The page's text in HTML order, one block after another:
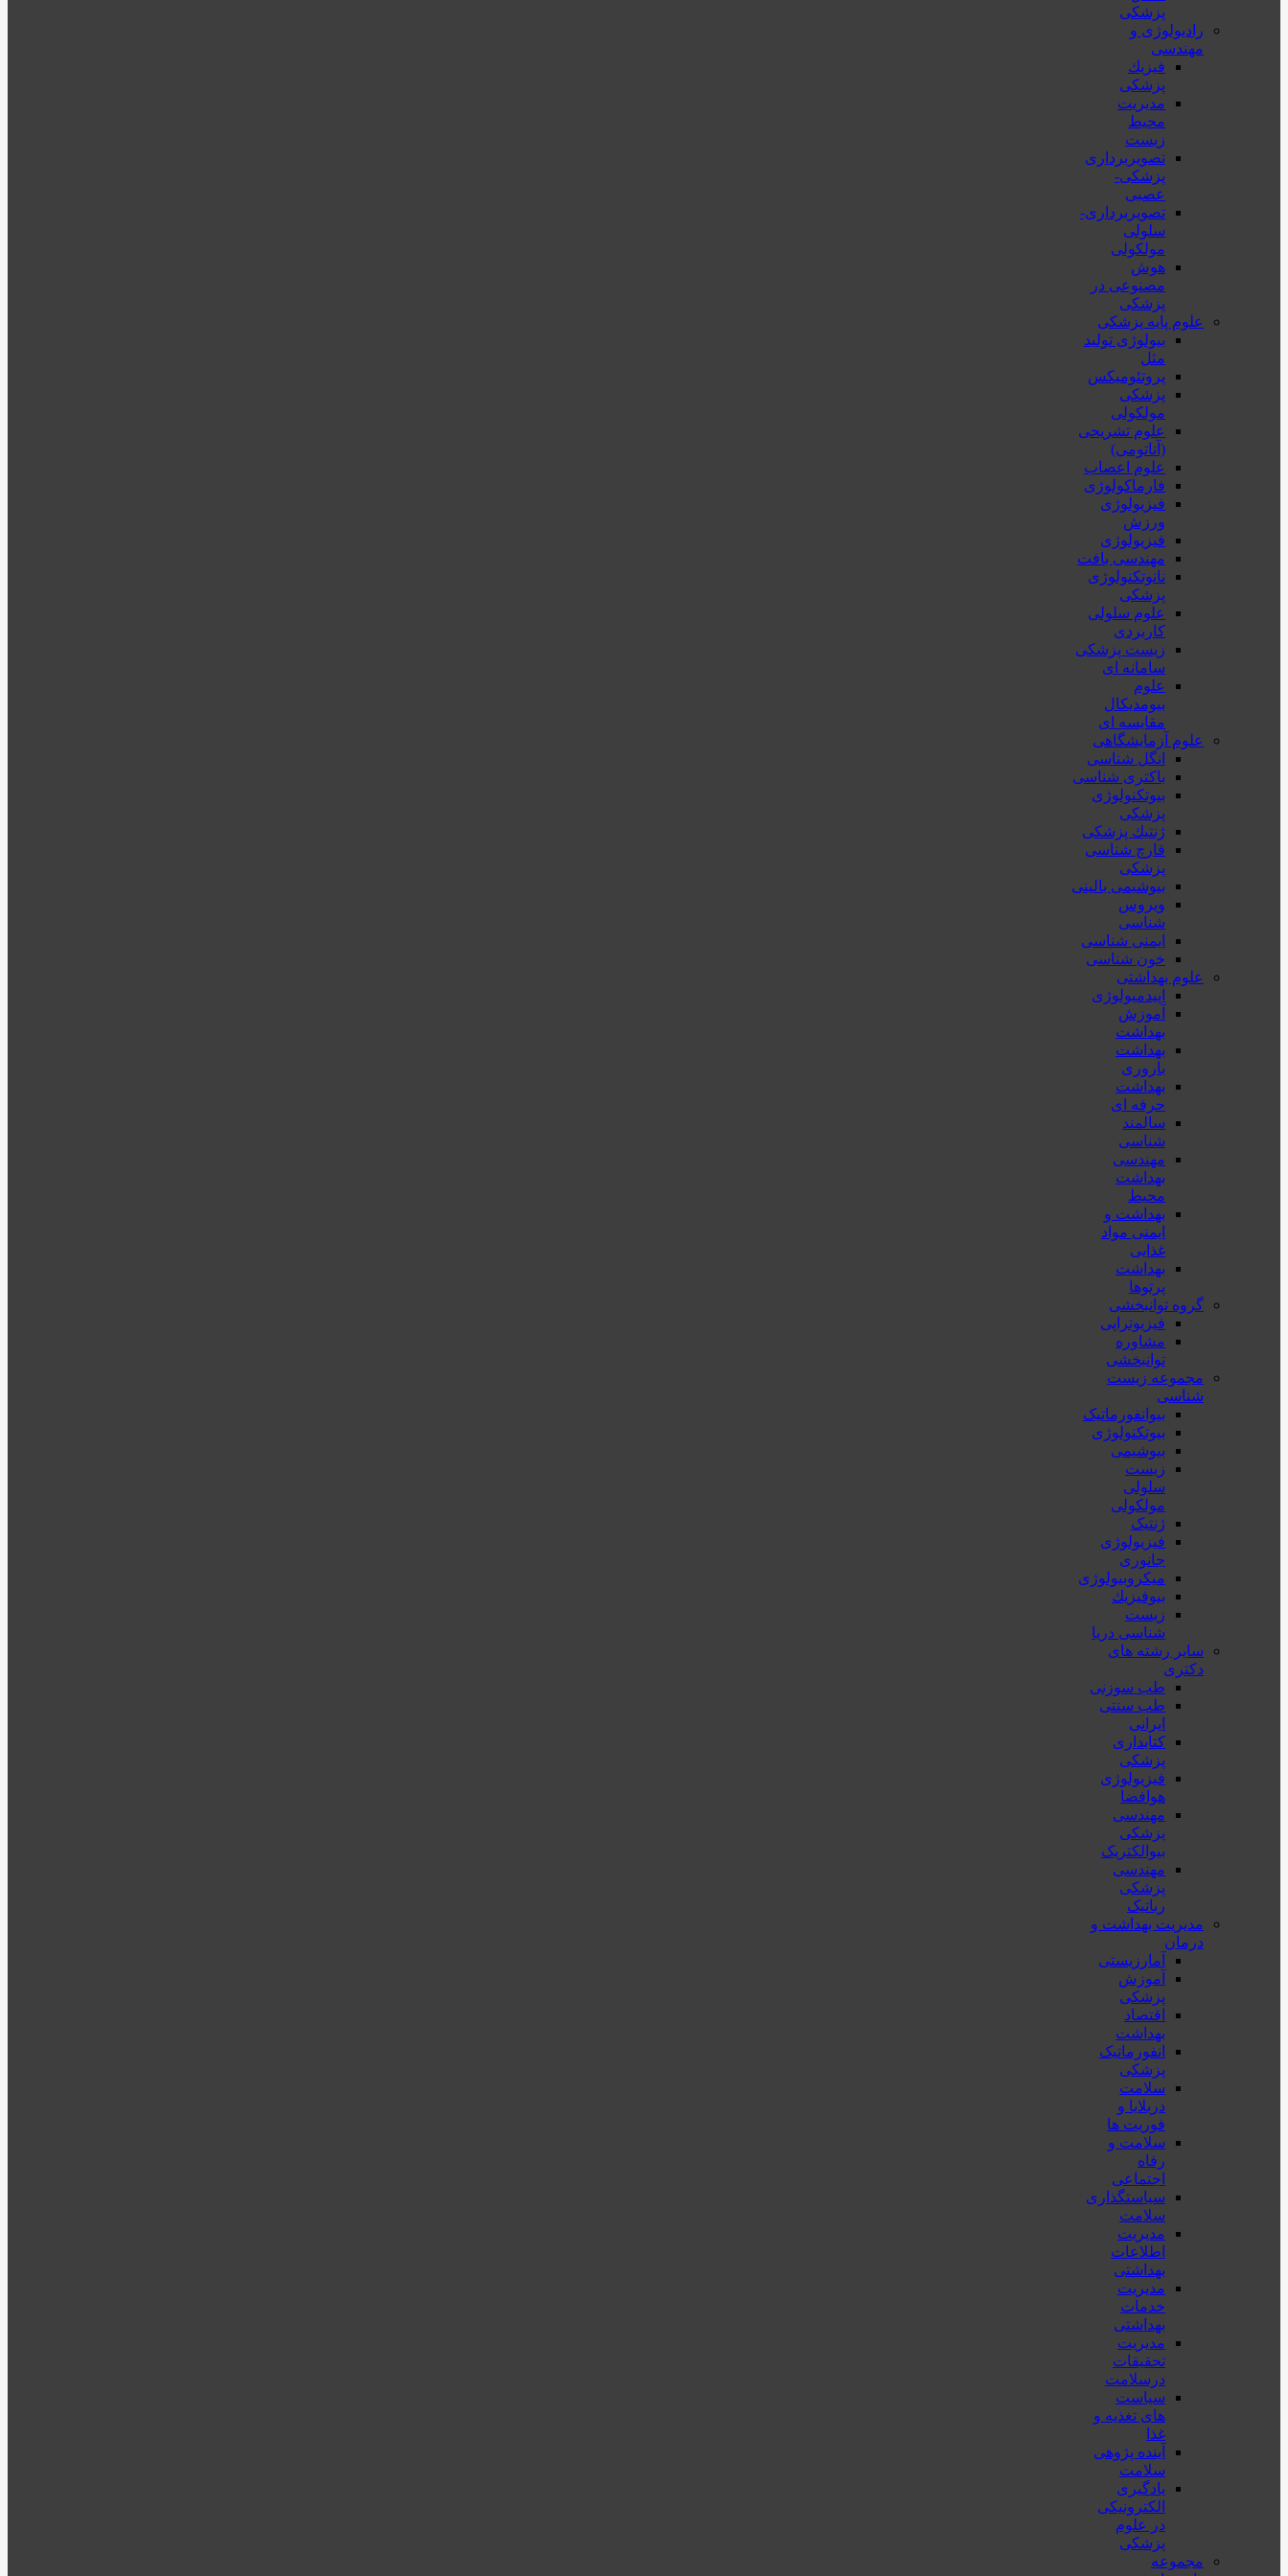
پزشکی
رادیولوژی و
مهندسی
فيزيك
پزشکی
مدیریت
محیط
زیست
تصویربرداری
پزشکی-
عصبی
تصویربرداری-
سلولی
مولکولی
هوش
مصنوعی در
پزشکی
علوم پایه پزشکی
بیولوژی تولید
مثل
پروتئومیکس
پزشکی
مولکولی
علوم تشریحی
(آناتومی)
علوم اعصاب
فارماکولوژی
فیزیولوژی
ورزش
فیزیولوژی
مهندسی بافت
نانوتکنولوژی
پزشکی
علوم سلولی
کاربردی
زیست پزشکی
سامانه ای
علوم
بیومدیکال
مقایسه ای
علوم آزمایشگاهی
انگل شناسی
باکتری شناسی
بیوتکنولوژی
پزشکی
ژنتيك پزشکی
قارچ شناسی
پزشكی
بیوشیمی بالینی
ویروس
شناسی
ایمنی شناسی
خون شناسی
علوم بهداشتی
اپیدمیولوژی
آموزش
بهداشت
بهداشت
باروری
بهداشت
حرفه ای
سالمند
شناسی
مهندسی
بهداشت
محيط
بهداشت و
ایمنی مواد
غذایی
بهداشت
پرتوها
گروه توانبخشی
فیزیوتراپی
مشاوره
توانبخشی
مجموعه زیست
شناسی
بیوانفورماتیک
بیوتکنولوژی
بیوشیمی
زیست
سلولی
مولکولی
ژنتیک
فیزیولوژی
جانوری
میکروبیولوژی
بيوفيزيك
زیست
شناسی دریا
سایر رشته های
دکتری
طب سوزنی
طب سنتی
ایرانی
کتابداری
پزشکی
فیزیولوژی
هوافضا
مهندسی
پزشکی
بیوالکتریک
مهندسی
پزشکی
رباتیک
مدیریت بهداشت و
درمان
آمارزیستی
آموزش
پزشکی
اقتصاد
بهداشت
انفورماتیک
پزشکی
سلامت
دربلايا و
فوريت ها
سلامت و
رفاه
اجتماعی
سیاستگذاری
سلامت
مدیریت
اطلاعات
بهداشتی
مدیریت
خدمات
بهداشتی
مدیریت
تحقیقات
درسلامت
سیاست
های تغذیه و
غذا
آینده پژوهی
سلامت
یادگیری
الکترونیکی
در علوم
پزشکی
مجموعه